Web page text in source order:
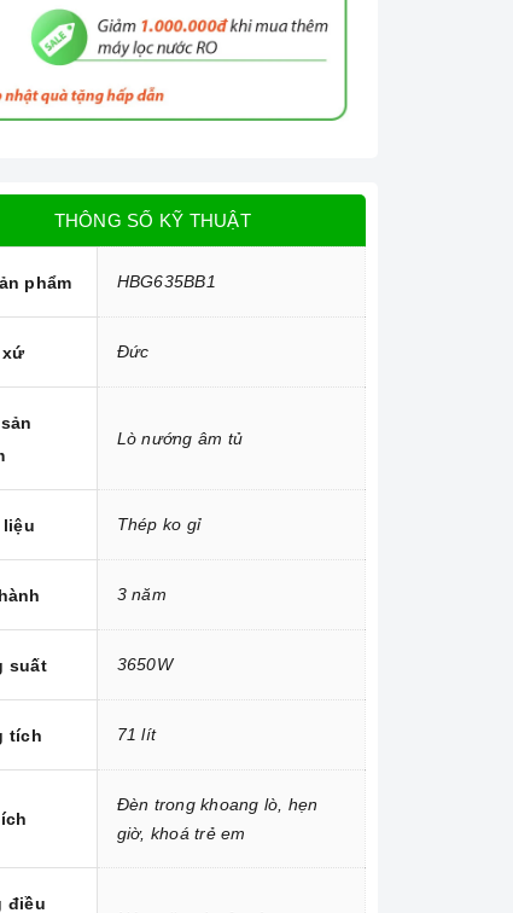
THÔNG SỐ KỸ THUẬT
phẩm HBG635BB1
xứ Đức
Lò nướng âm tủ
liệu Thép ko gỉ
3 năm
suất 3650W
tích 71 lít
Đèn trong khoang lò, hẹn
giờ, khoá trẻ em
điều